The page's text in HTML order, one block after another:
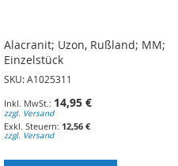
Alacranit; Uzon, Rußland; MM;
Einzelstück
SKU: A1025311
14,95 €
zzgl. Versand
12,56 €
zzgl. Versand